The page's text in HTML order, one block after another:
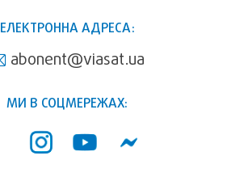
ЕЛЕКТРОННА АДРЕСА:
abonent@viasat.ua
МИ В СОЦМЕРЕЖАХ: